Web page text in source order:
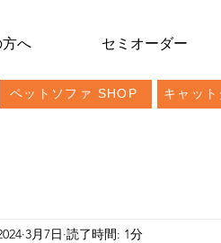
へ セミオーダー
ペットソファ SHOP キャッ
3月7日 読了時間: 1分